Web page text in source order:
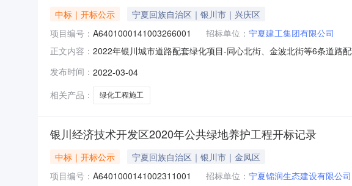
中标｜开标公示
宁夏回族自治区｜银川市｜兴庆区
项目编号： A6401000141003266001 招标单位： 宁夏建工集团有限公司
正文内容： 2022年银川城市道路配套绿化项目-同心北街、金波北街等6条道路
宁夏贺兰春生态环境有限公司;报价:2589509.19元/%/单价;工期:77
发布时间： 2022-03-04
相关产品：
绿化工程施工
银川经济技术开发区2020年公共绿地养护工程开标记录
中标｜开标公示
宁夏回族自治区｜银川市｜金凤区
项目编号： A6401000141002311001 招标单位： 宁夏锦润生态建设有限公司